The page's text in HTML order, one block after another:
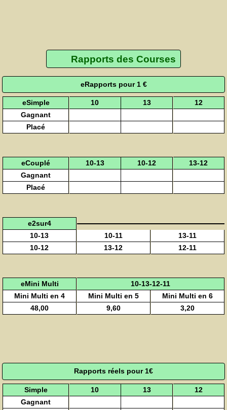
Rapports des Courses
eRapports pour 1 €
eSimple 10 13
12
Gagnant
Placé
eCouplé 10-13 10-12
13-12
Gagnant
Placé
e2sur4
10-13
10-11
13-11
10-12
13-12 12-11
eMini Multi
10-13-12-11
Mini Multi en 4
Mini Multi en 5
Mini Multi en 6
48,00
9,60 3,20
Rapports réels pour 1€
Simple 10 13
12
Gagnant